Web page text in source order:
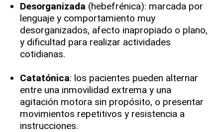
Desorganizada (hebefrénica): marcada por
lenguaje y comportamiento muy
desorganizados, afecto inapropiado o plano,
y dificultad para realizar actividades
cotidianas.
Catatónica: los pacientes pueden alternar
entre una inmovilidad extrema y una
agitación motora sin propósito, o presentar
movimientos repetitivos y resistencia a
instrucciones.